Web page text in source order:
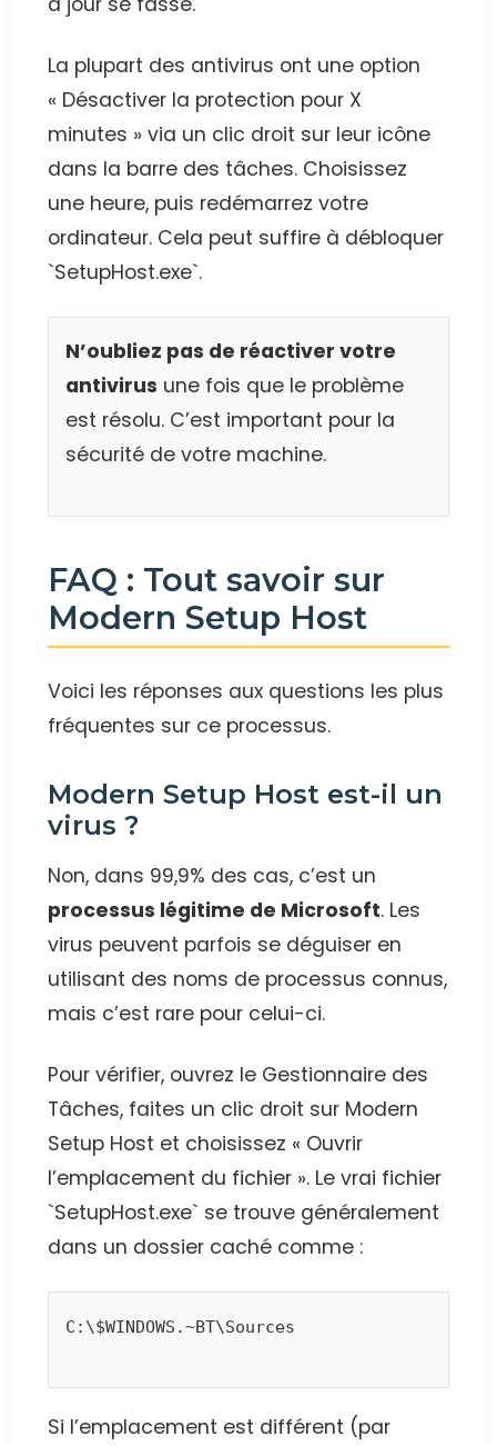
La plupart des antivirus ont une option
« Désactiver la protection pour X
minutes » via un clic droit sur leur icône
dans la barre des tâches. Choisissez
une heure, puis redémarrez votre
ordinateur. Cela peut suffire à débloquer
`SetupHost.exe`.
N’oubliez pas de réactiver votre
antivirus une fois que le problème
est résolu. C’est important pour la
sécurité de votre machine.
FAQ : Tout savoir sur
Modern Setup Host
Voici les réponses aux questions les plus
fréquentes sur ce processus.
Modern Setup Host est-il un
virus ?
Non, dans 99,9% des cas, c’est un
processus légitime de Microsoft. Les
virus peuvent parfois se déguiser en
utilisant des noms de processus connus,
mais c’est rare pour celui-ci.
Pour vérifier, ouvrez le Gestionnaire des
Tâches, faites un clic droit sur Modern
Setup Host et choisissez « Ouvrir
l’emplacement du fichier ». Le vrai fichier
`SetupHost.exe` se trouve généralement
dans un dossier caché comme :
C:\$WINDOWS.~BT\Sources
Si l’emplacement est différent (par